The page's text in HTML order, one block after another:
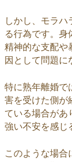
しかし、モラ
る行為です。身
精神的な支配や
因として問題に
特に熟年離婚で
害を受けた側が
ている場合があ
強い不安を感じ
このような場合